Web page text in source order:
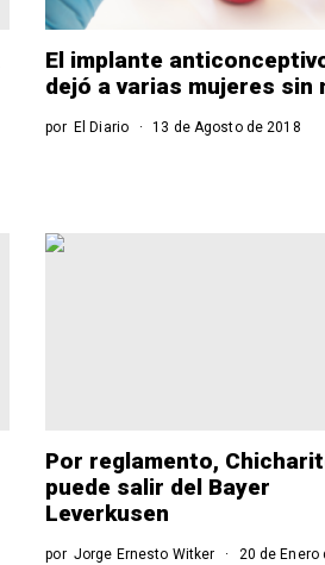
El implante
dejó a varias mujeres sin
por El Diario 13 de Agosto de 2018
Por reglamento,
puede salir del Bayer
Leverkusen
por Jorge Ernesto Witker 20 de Enero